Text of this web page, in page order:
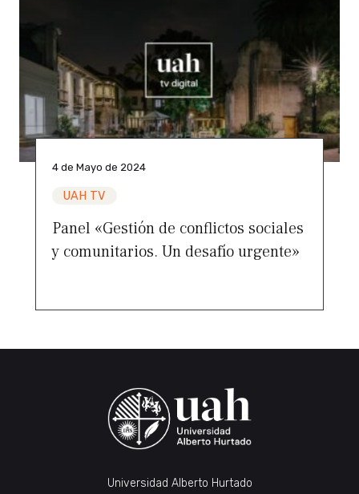
4 de Mayo de 2024
UAH TV
Panel «Gestión de conflictos sociales
y comunitarios. Un desafío urgente»
Universidad Alberto Hurtado